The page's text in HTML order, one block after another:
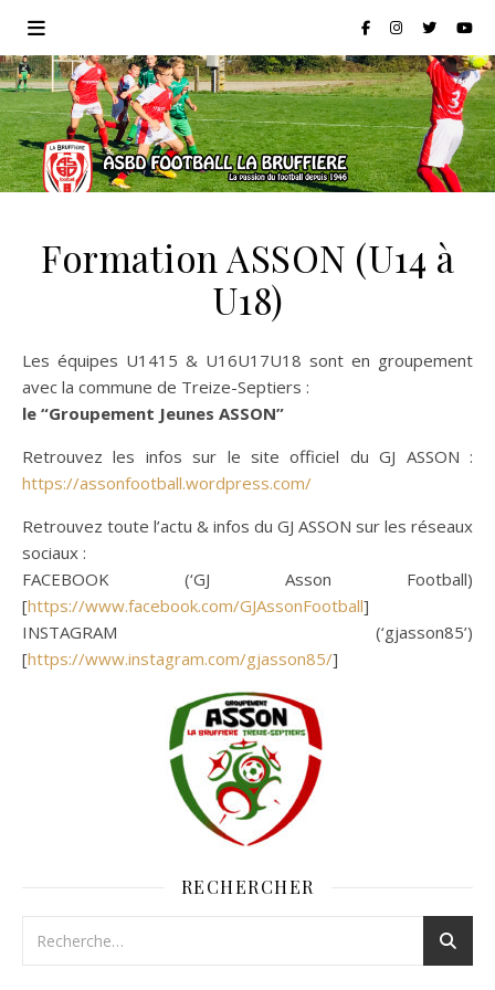
Formation ASSON (U14 à
U18)
Les équipes U1415 & U16U17U18 sont en groupement
avec la commune de Treize-Septiers :
le “Groupement Jeunes ASSON”
Retrouvez les infos sur le site officiel du GJ ASSON :
https://assonfootball.wordpress.com/
Retrouvez toute l’actu & infos du GJ ASSON sur les réseaux
sociaux :
FACEBOOK (‘GJ Asson Football)
[https://www.facebook.com/GJAssonFootball]
INSTAGRAM (‘gjasson85’)
[https://www.instagram.com/gjasson85/]
RECHERCHER